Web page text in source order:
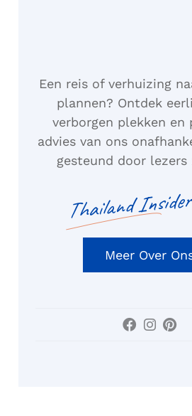
Een reis of verhuizing
plannen? Ontdek
verborgen plekken en
advies van ons
gesteund door lezers
Thailand
Meer Over